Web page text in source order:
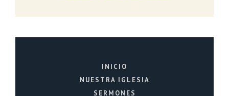
INICIO
NUESTRA IGLESIA
SERMONES